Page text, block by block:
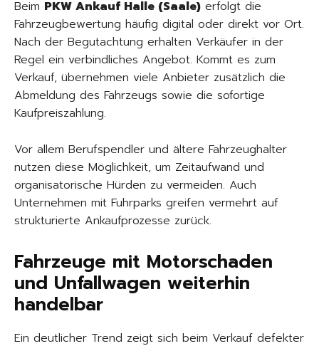
Beim PKW Ankauf Halle (Saale) erfolgt die
Fahrzeugbewertung häufig digital oder direkt vor Ort.
Nach der Begutachtung erhalten Verkäufer in der
Regel ein verbindliches Angebot. Kommt es zum
Verkauf, übernehmen viele Anbieter zusätzlich die
Abmeldung des Fahrzeugs sowie die sofortige
Kaufpreiszahlung.
Vor allem Berufspendler und ältere Fahrzeughalter
nutzen diese Möglichkeit, um Zeitaufwand und
organisatorische Hürden zu vermeiden. Auch
Unternehmen mit Fuhrparks greifen vermehrt auf
strukturierte Ankaufprozesse zurück.
Fahrzeuge mit Motorschaden
und Unfallwagen weiterhin
handelbar
Ein deutlicher Trend zeigt sich beim Verkauf defekter